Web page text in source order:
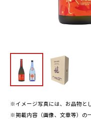
※イメージ写真には、お品物と
※掲載内容（画像、文章等）の